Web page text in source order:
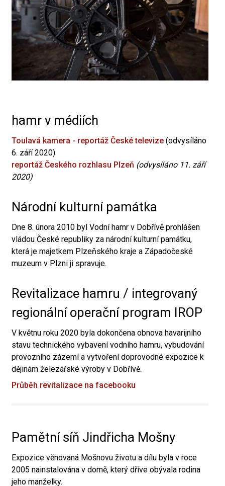
hamr v médiích
Toulavá kamera - reportáž České televize (odvysíláno
6. září 2020)
reportáž Českého rozhlasu Plzeň (odvysíláno 11. září
2020)
Národní kulturní památka
Dne 8. února 2010 byl Vodní hamr v Dobřívě prohlášen
vládou České republiky za národní kulturní památku,
která je majetkem Plzeňského kraje a Západočeské
muzeum v Plzni ji spravuje.
Revitalizace hamru / integrovaný
regionální operační program IROP
V květnu roku 2020 byla dokončena obnova havarijního
stavu technického vybavení vodního hamru, vybudování
provozního zázemí a vytvoření doprovodné expozice k
dějinám železářské výroby v Dobřívě.
Průběh revitalizace na facebooku
Pamětní síň Jindřicha Mošny
Expozice věnovaná Mošnovu životu a dílu byla v roce
2005 nainstalována v domě, který dříve obývala rodina
jeho manželky.